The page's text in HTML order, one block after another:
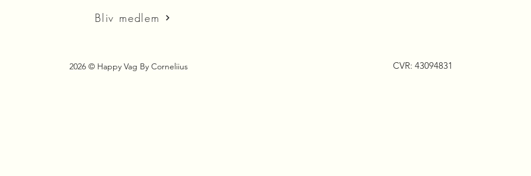
Bliv medlem
2026 © Happy Vag By Corneliius CVR: 43094831